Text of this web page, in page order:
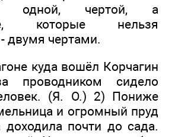
одной, чертой, а
которые нельзя
- двумя чертами.
куда вошёл Корчагин
проводником сидело
(Я. О.) 2) Пониже
и огромный пруд
доходила почти до сада.